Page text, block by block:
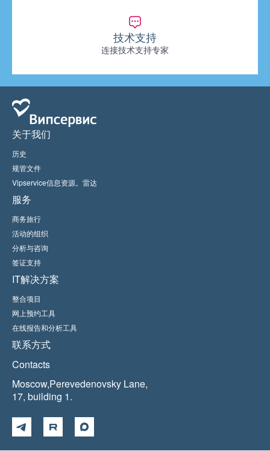
技术支持
连接技术支持专家
关于我们
历史
规管文件
Vipservice信息资源。雷达
服务
商务旅行
活动的组织
分析与咨询
签证支持
IT解决方案
整合项目
网上预约工具
在线报告和分析工具
联系方式
Contacts
Moscow,Perevedenovsky Lane,
17, building 1.